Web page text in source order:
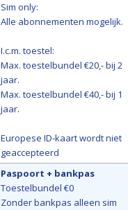
Sim only:
Alle abonnementen mogelijk.
I.c.m. toestel:
Max. toestelbundel €20,- bij 2
jaar.
Max. toestelbundel €40,- bij 1
jaar.
Europese ID-kaart wordt niet
geaccepteerd
Paspoort + bankpas
Toestelbundel €0
Zonder bankpas alleen sim